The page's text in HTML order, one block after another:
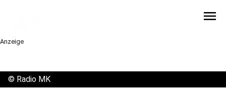
menu
Anzeige
© Radio MK